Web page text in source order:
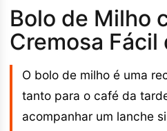
Bolo de Milho
Cremosa Fácil
O bolo de milho é uma
tanto para o café da
acompanhar um lanche